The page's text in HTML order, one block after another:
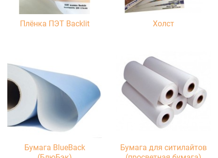
Плёнка ПЭТ Backlit Холст
Бумага BlueBack
Бумага для ситилайтов